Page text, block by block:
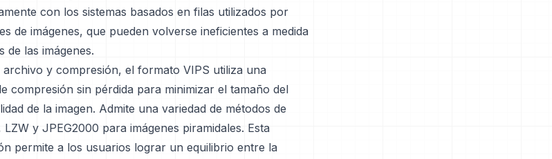
con los sistemas basados en filas utilizados por
de imágenes, que pueden volverse ineficientes a medida
de las imágenes.
archivo y compresión, el formato VIPS utiliza una
compresión sin pérdida para minimizar el tamaño del
de la imagen. Admite una variedad de métodos de
y JPEG2000 para imágenes piramidales. Esta
permite a los usuarios lograr un equilibrio entre la